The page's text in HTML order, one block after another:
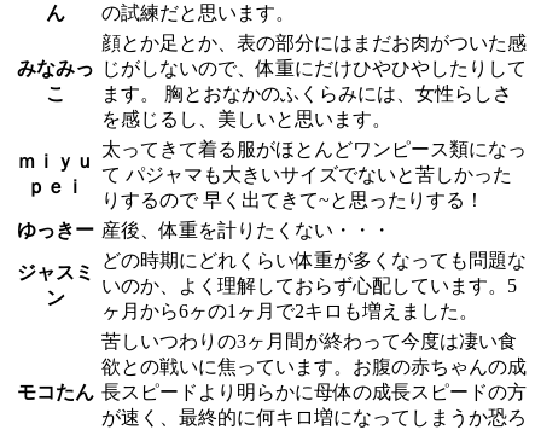
ん
の試練だと思います。
みなみっ
こ
顔とか足とか、表の部分にはまだお肉がついた感
じがしないので、体重にだけひやひやしたりして
ます。 胸とおなかのふくらみには、女性らしさ
を感じるし、美しいと思います。
ｍｉｙｕ
ｐｅｉ
太ってきて着る服がほとんどワンピース類になっ
て パジャマも大きいサイズでないと苦しかった
りするので 早く出てきて~と思ったりする！
ゆっきー 産後、体重を計りたくない・・・
ジャスミ
ン
どの時期にどれくらい体重が多くなっても問題な
いのか、よく理解しておらず心配しています。5
ヶ月から6ヶの1ヶ月で2キロも増えました。
モコたん
苦しいつわりの3ヶ月間が終わって今度は凄い食
欲との戦いに焦っています。お腹の赤ちゃんの成
長スピードより明らかに母体の成長スピードの方
が速く、最終的に何キロ増になってしまうか恐ろ